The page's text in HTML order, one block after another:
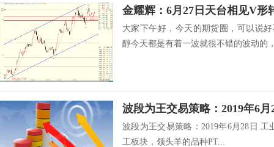
金耀辉：6月27日天台相见V形
大家下午好，今天的期货圈，可以说
醇今天都是有着一波就很不错的波动的
波段为王交易策略：2019年6月
波段为王交易策略：2019年6月28日
工板块，领头羊的品种PT...